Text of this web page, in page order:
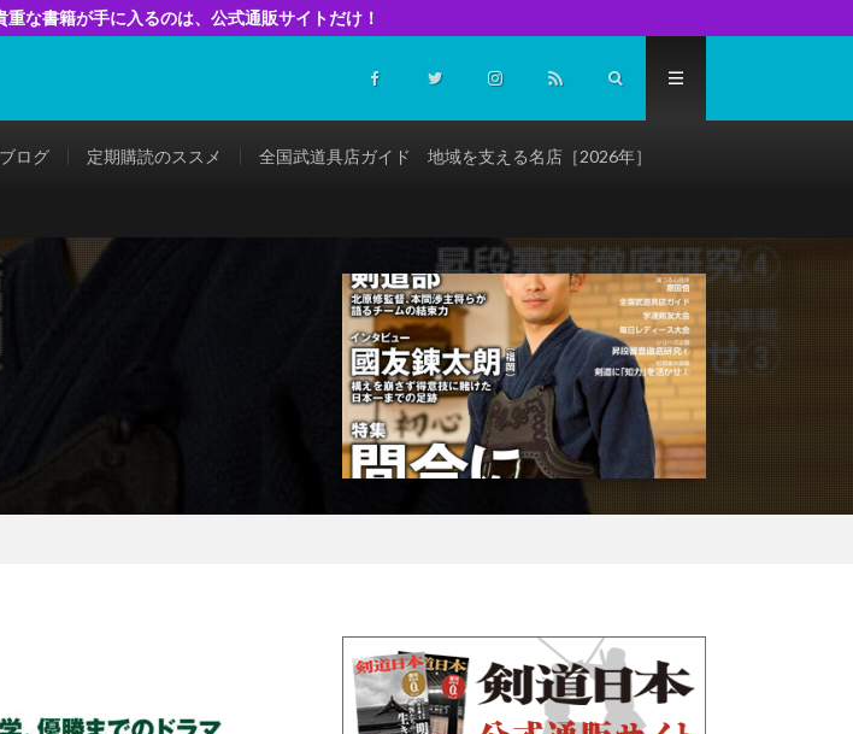
な書籍が手に入るのは、公式通販サイトだけ！
ログ 定期購読のススメ 全国武道具店ガイド 地域を支える名店［2026年］